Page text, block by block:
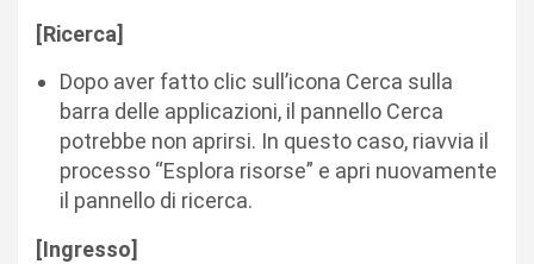
[Ricerca]
Dopo aver fatto clic sull’icona Cerca sulla
barra delle applicazioni, il pannello Cerca
potrebbe non aprirsi. In questo caso, riavvia il
processo “Esplora risorse” e apri nuovamente
il pannello di ricerca.
[Ingresso]